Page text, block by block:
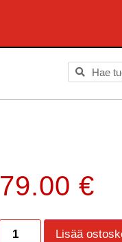
79.00 €
Lisää